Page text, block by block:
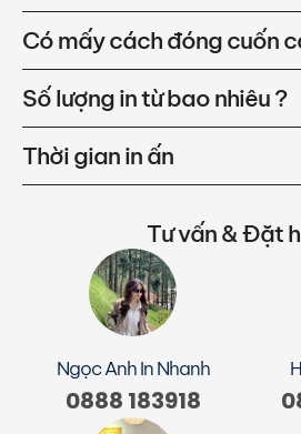
Có mấy cách đóng cuốn
Số lượng in từ bao nhiêu ?
Thời gian in ấn
Tư vấn & Đặt
Ngọc Anh In Nhanh
0888 183918